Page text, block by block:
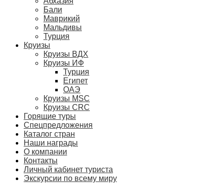
Бали
Маврикий
Мальдивы
Турция
Круизы
Круизы ВДХ
Круизы ИФ
Турция
Египет
ОАЭ
Круизы MSC
Круизы CRC
Горящие туры
Спецпредложения
Каталог стран
Наши награды
О компании
Контакты
Личный кабинет туриста
Экскурсии по всему миру